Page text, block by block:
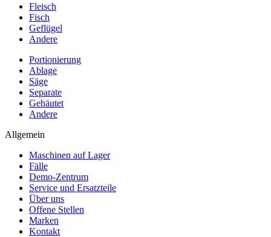
Fleisch
Fisch
Geflügel
Andere
Portionierung
Ablage
Säge
Separate
Gehäutet
Andere
Allgemein
Maschinen auf Lager
Fälle
Demo-Zentrum
Service und Ersatzteile
Über uns
Offene Stellen
Marken
Kontakt